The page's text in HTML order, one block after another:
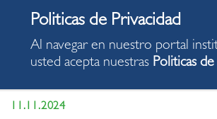
ciclo gratuito de
preincubación de
startups
11.11.2024
Al navegar en nuestro portal
usted acepta nuestras Politicas